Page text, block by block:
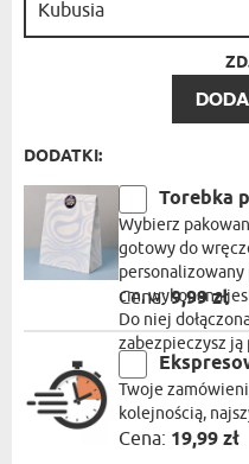
DODATKI:
Torebka
Wybierz
gotowy do
cm, wykonana
Do niej
zabezpieczysz
Cena:9,99 zł
Twoje
kolejnością,
Cena: 19,99 zł